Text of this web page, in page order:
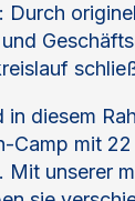
Durch
diesem
Camp mit
Mit unserer